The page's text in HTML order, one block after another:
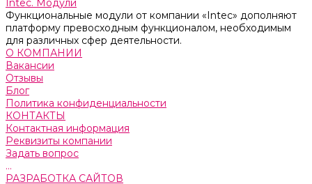
Intec. Модули
Функциональные модули от компании «Intec» дополняют
платформу превосходным функционалом, необходимым
для различных сфер деятельности.
О КОМПАНИИ
Вакансии
Отзывы
Блог
Политика конфиденциальности
КОНТАКТЫ
Контактная информация
Реквизиты компании
Задать вопрос
...
РАЗРАБОТКА САЙТОВ